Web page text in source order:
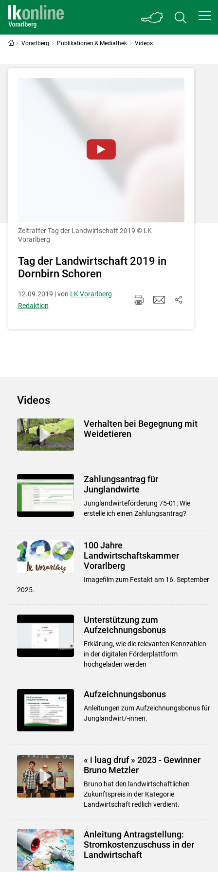
Vorarlberg Publikationen & Mediathek Videos
Einstellungen jederzeit einsehen und
korrigieren
Akzeptieren
Zeitraffer Tag der Landwirtschaft 2019 © LK
Vorarlberg
Tag der Landwirtschaft 2019 in
Dornbirn Schoren
12.09.2019 | von LK Vorarlberg
Redaktion
Videos
Verhalten bei Begegnung mit
Weidetieren
Zahlungsantrag für
Junglandwirte
Junglandwirteförderung 75-01: Wie
erstelle ich einen Zahlungsantrag?
100 Jahre
Landwirtschaftskammer
Vorarlberg
Imagefilm zum Festakt am 16. September
2025.
Unterstützung zum
Aufzeichnungsbonus
Erklärung, wie die relevanten Kennzahlen
in der digitalen Förderplattform
hochgeladen werden
Aufzeichnungsbonus
Anleitungen zum Aufzeichnungsbonus für
Junglandwirt/-innen.
« i luag druf » 2023 - Gewinner
Bruno Metzler
Bruno hat den landwirtschaftlichen
Zukunftspreis in der Kategorie
Landwirtschaft redlich verdient.
Anleitung Antragstellung:
Stromkostenzuschuss in der
Landwirtschaft